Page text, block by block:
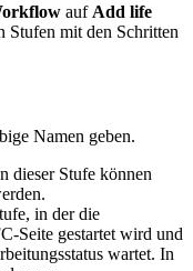
auf Add life
Stufen mit den Schritten
Namen geben.
dieser Stufe können
in der die
Seite gestartet wird und
wartet. In